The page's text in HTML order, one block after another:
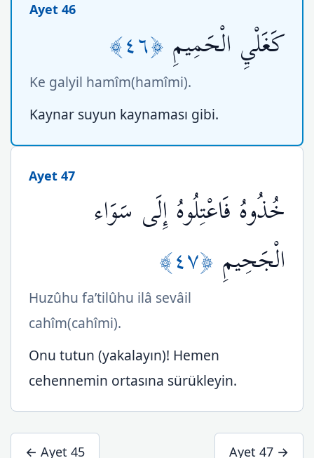
Ayet 46
كَغَلْيِ الْحَمِيمِ ﴿٤٦﴾
Ke galyil hamîm(hamîmi).
Kaynar suyun kaynaması gibi.
Ayet 47
خُذُوهُ فَاعْتِلُوهُ إِلَى سَوَاء
الْجَحِيمِ ﴿٤٧﴾
Huzûhu fa’tilûhu ilâ sevâil
cahîm(cahîmi).
Onu tutun (yakalayın)! Hemen
cehennemin ortasına sürükleyin.
← Ayet 45 Ayet 47 →